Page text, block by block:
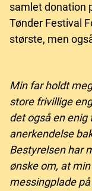
samlet donation
Tønder Festival
største, men
Min far holdt
store frivillige
det også en
anerkendelse
Bestyrelsen har
ønske om, at
messingplade